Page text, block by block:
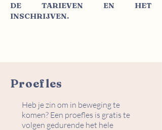
DE TARIEVEN EN HET
INSCHRIJVEN.
Proefles
Heb je zin om in beweging te
komen? Een proefles is gratis te
volgen gedurende het hele